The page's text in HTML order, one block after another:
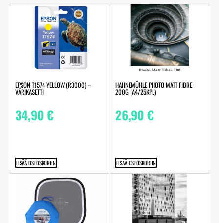
EPSON T1574 YELLOW (R3000) –
VÄRIKASETTI
34,90€
LISÄÄ OSTOSKORIIN
HAHNEMÜHLE PHOTO MATT FIBRE
200G (A4/25KPL)
26,90€
LISÄÄ OSTOSKORIIN